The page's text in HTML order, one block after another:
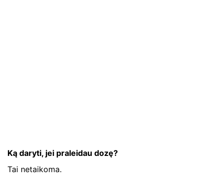
Ką daryti, jei praleidau dozę?
Tai netaikoma.